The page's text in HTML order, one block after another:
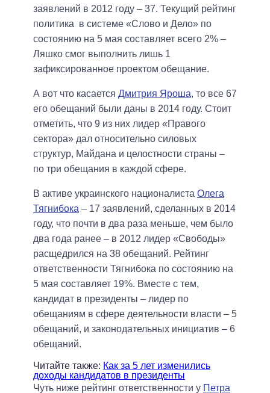
заявлений в 2012 году – 37. Текущий рейтинг
политика в системе «Слово и Дело» по
состоянию на 5 мая составляет всего 2% –
Ляшко смог выполнить лишь 1
зафиксированное проектом обещание.
А вот что касается Дмитрия Яроша, то все 67
его обещаний были даны в 2014 году. Стоит
отметить, что 9 из них лидер «Правого
сектора» дал относительно силовых
структур, Майдана и целостности страны –
по три обещания в каждой сфере.
В активе украинского националиста Олега
Тягнибока – 17 заявлений, сделанных в 2014
году, что почти в два раза меньше, чем было
два года ранее – в 2012 лидер «Свободы»
расщедрился на 38 обещаний. Рейтинг
ответственности Тягнибока по состоянию на
5 мая составляет 19%. Вместе с тем,
кандидат в президенты – лидер по
обещаниям в сфере деятельности власти – 5
обещаний, и законодательных инициатив – 6
обещаний.
Читайте также: Как за 5 лет изменились
доходы кандидатов в президенты
Чуть ниже рейтинг ответственности у Петра